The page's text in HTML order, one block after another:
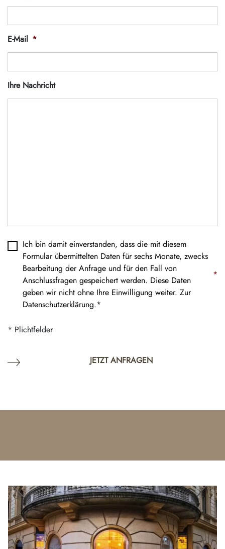
E-Mail *
Ihre Nachricht
Datenschutz *
Ich bin damit einverstanden, dass die mit diesem
Formular übermittelten Daten für sechs Monate, zwecks
Bearbeitung der Anfrage und für den Fall von
Anschlussfragen gespeichert werden. Diese Daten
geben wir nicht ohne Ihre Einwilligung weiter. Zur
Datenschutzerklärung.*
*
* Plichtfelder